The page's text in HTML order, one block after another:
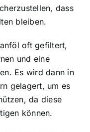
dass
bleiben.
oft gefiltert,
und eine
Es wird dann in
gelagert, um es
da diese
können.